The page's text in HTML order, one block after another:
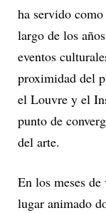
ha servido
largo de los
eventos
proximidad del
el Louvre y el
punto de
del arte.
En los meses
lugar animado